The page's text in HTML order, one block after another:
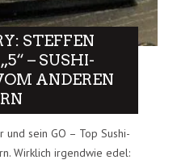
STEFFEN
– SUSHI-
ANDEREN
und sein GO – Top Sushi-
Wirklich irgendwie edel: